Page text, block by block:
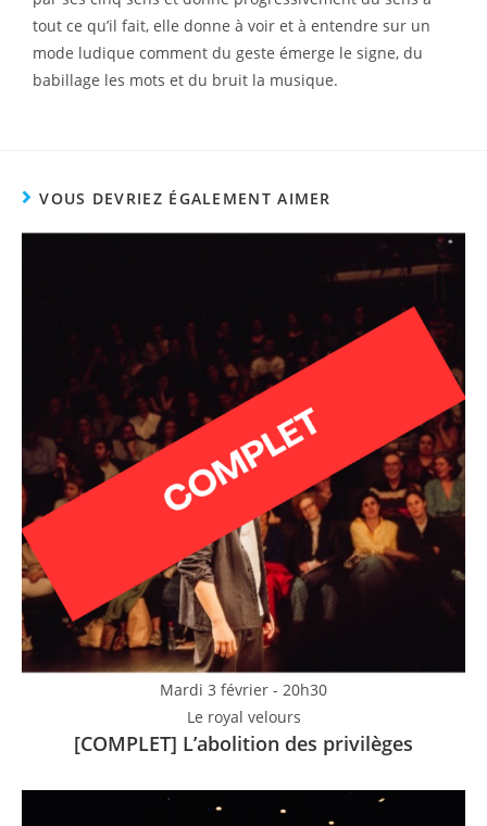
tout ce qu’il fait, elle donne à voir et à entendre sur un
mode ludique comment du geste émerge le signe, du
babillage les mots et du bruit la musique.
VOUS DEVRIEZ ÉGALEMENT AIMER
Mardi 3 février - 20h30
Le royal velours
[COMPLET] L’abolition des privilèges